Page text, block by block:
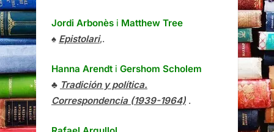
Jordi Arbonès i Matthew Tree
♠ Epistolari,.
Hanna Arendt i Gershom Scholem
♣ Tradición y política.
Correspondencia (1939-1964) .